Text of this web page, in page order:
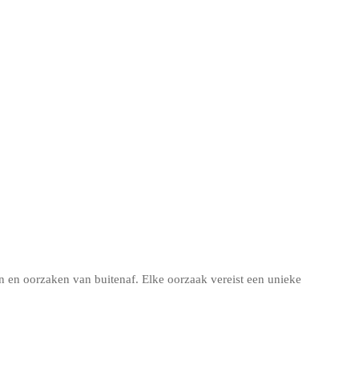
oorzaken van buitenaf. Elke oorzaak vereist een unieke